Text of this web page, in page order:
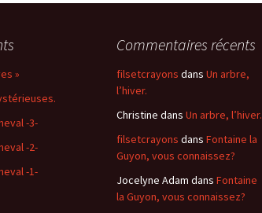
»
-3-
-2-
-1-
Commentaires récents
filsetcrayons dans Un arbre,
l’hiver.
Christine dans Un arbre, l’hiver.
filsetcrayons dans Fontaine la
Guyon, vous connaissez?
Jocelyne Adam dans Fontaine
la Guyon, vous connaissez?